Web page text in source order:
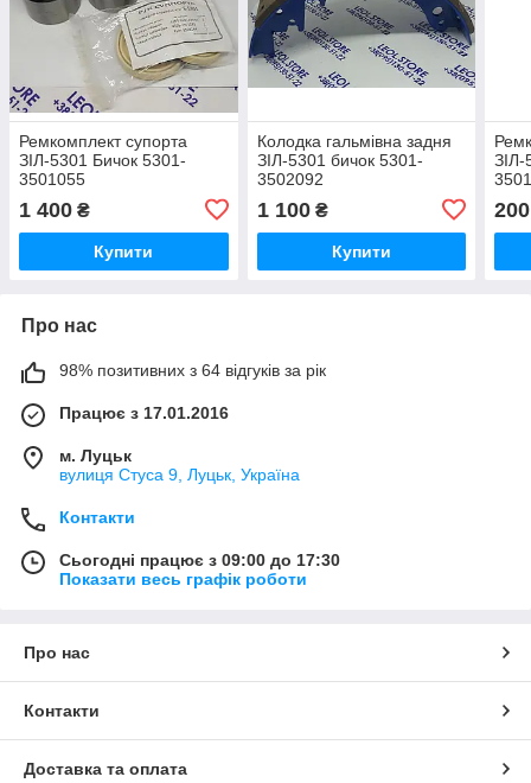
Ремкомплект супорта
ЗІЛ-5301 Бичок 5301-
3501055
1 400 ₴
Купити
Колодка гальмівна задня
ЗІЛ-5301 бичок 5301-
3502092
1 100₴
Купити
200
Про нас
98% позитивних з 64 відгуків за рік
Працює з 17.01.2016
м. Луцьк
вулиця Стуса 9, Луцьк, Україна
Контакти
Сьогодні працює з 09:00 до 17:30
Показати весь графік роботи
Про нас
Контакти
Доставка та оплата